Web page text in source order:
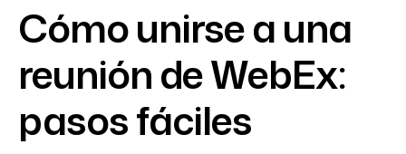
Cómo unirse a una
reunión de WebEx:
pasos fáciles